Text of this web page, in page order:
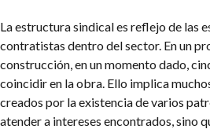
La estructura sindical es reflejo de las
contratistas dentro del sector. En un
construcción, en un momento dado,
coincidir en la obra. Ello implica
creados por la existencia de varios
atender a intereses encontrados, sino